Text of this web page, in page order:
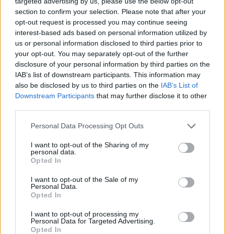
section to confirm your selection. Please note that after your
opt-out request is processed you may continue seeing
interest-based ads based on personal information utilized by
us or personal information disclosed to third parties prior to
your opt-out. You may separately opt-out of the further
disclosure of your personal information by third parties on the
IAB’s list of downstream participants. This information may
also be disclosed by us to third parties on the IAB’s List of
Downstream Participants that may further disclose it to other
Personal Data Processing Opt Outs
I want to opt-out of the Sharing of my
personal data.
Opted In
I want to opt-out of the Sale of my
Personal Data.
Opted In
I want to opt-out of processing my
Personal Data for Targeted Advertising.
Opted In
Sí. Si sigue teniendo períodos, usted puede
embarazarse.
Hable con su médico sobre sus opciones de control
natal.
No olvide que los métodos anticonceptivos como las
píldoras anticonceptivas, inyecciones, implantes o
diafragmas no le protegen contra las ETS o el VIH.
Si usa alguno de estos métodos, asegúrese también de
usar un condón de látex o barrera dental (para el sexo
oral) correctamente cada vez que tenga relaciones
Tenga en cuenta que los condones no proporcionan
una protección total contra las ETS y el VIH; la única
relaciones sexuales de ningún tipo.)
Pero el uso adecuado y consistente de los condones de
látex y otros métodos de barrera pueden ayudar a
protegerse de las ETS.